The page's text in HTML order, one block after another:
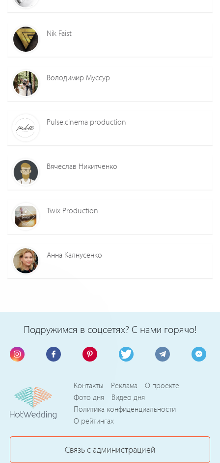
Nik Faist
Володимир Муссур
Pulse.cinema production
Вячеслав Никитченко
Twix Production
Анна Калнусенко
Подружимся в соцсетях? С нами горячо!
Контакты Реклама
О проекте
Фото дня
Видео дня
Политика конфиденциальности
О рейтингах
Связь с администрацией